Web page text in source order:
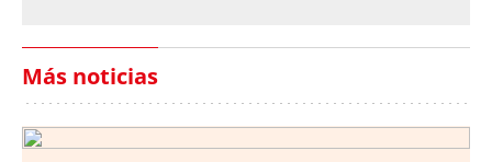
Más noticias